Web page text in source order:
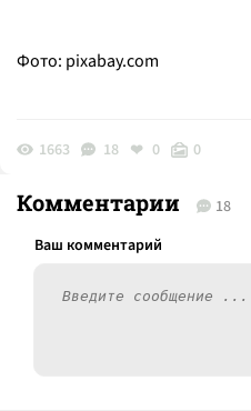
Фото: pixabay.com
1663 18 0 0
Комментарии 18